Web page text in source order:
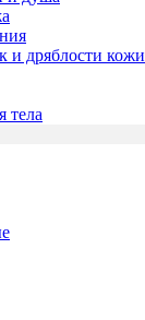
и дряблости кожи
тела